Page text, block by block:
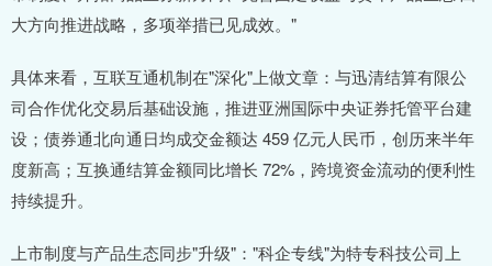
大方向推进战略，多项举措已见成效。"
具体来看，互联互通机制在"深化"上做文章：与迅清结算有限公
司合作优化交易后基础设施，推进亚洲国际中央证券托管平台建
设；债券通北向通日均成交金额达 459 亿元人民币，创历来半年
度新高；互换通结算金额同比增长 72%，跨境资金流动的便利性
持续提升。
上市制度与产品生态同步"升级"："科企专线"为特专科技公司上